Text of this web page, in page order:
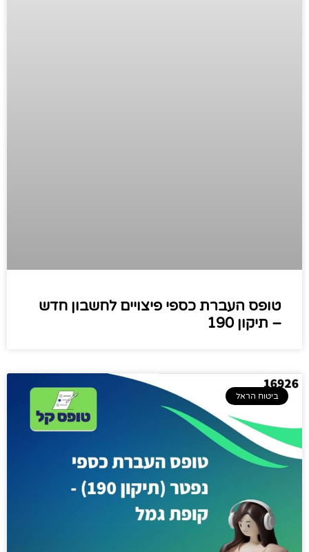
טופס העברת כספי פיצויים לחשבון חדש
– תיקון 190
ביטוח הראל